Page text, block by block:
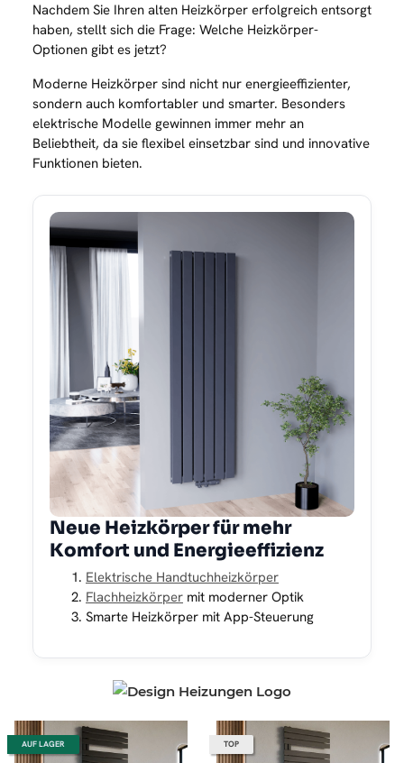
Nachdem Sie Ihren alten Heizkörper erfolgreich entsorgt
haben, stellt sich die Frage: Welche Heizkörper-
Optionen gibt es jetzt?
Moderne Heizkörper sind nicht nur energieeffizienter,
sondern auch komfortabler und smarter. Besonders
elektrische Modelle gewinnen immer mehr an
Beliebtheit, da sie flexibel einsetzbar sind und innovative
Funktionen bieten.
Neue Heizkörper für mehr
Komfort und Energieeffizienz
Elektrische Handtuchheizkörper
Flachheizkörper mit moderner Optik
Smarte Heizkörper mit App-Steuerung
AUF LAGER TOP